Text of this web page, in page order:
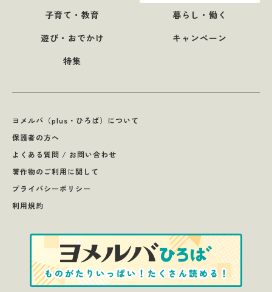
子育て・教育
暮らし・働く
遊び・おでかけ
キャンペーン
特集
ヨメルバ（plus・ひろば）について
保護者の方へ
よくある質問 / お問い合わせ
著作物のご利用に関して
プライバシーポリシー
利用規約